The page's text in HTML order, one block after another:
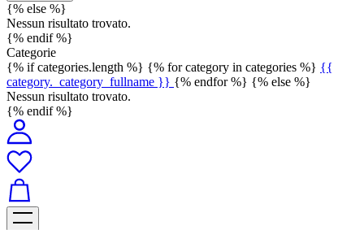
{% else %}
Nessun risultato trovato.
{% endif %}
Categorie
{% if categories.length %} {% for category in categories %} {{
category._category_fullname }} {% endfor %} {% else %}
Nessun risultato trovato.
{% endif %}